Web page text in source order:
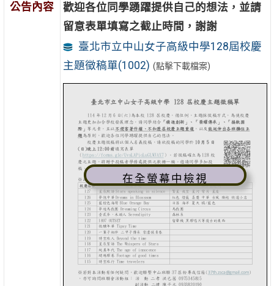
公告內容
歡迎各位同學踴躍提供自己的想法，並請
留意表單填寫之截止時間，謝謝
臺北市立中山女子高級中學128屆校慶
主題徵稿單(1002) (點擊下載檔案)
在全螢幕中檢視